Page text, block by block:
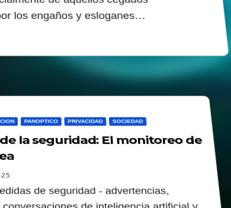
los engaños y esloganes…
PANOPTICO PRIVACIDAD SOCIEDAD
la seguridad: El monitoreo de
de seguridad - advertencias,